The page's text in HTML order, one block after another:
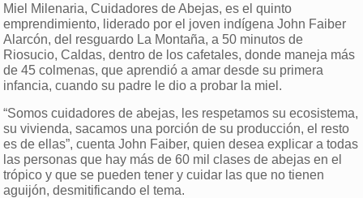
Miel Milenaria, Cuidadores de Abejas, es el quinto
emprendimiento, liderado por el joven indígena John Faiber
Alarcón, del resguardo La Montaña, a 50 minutos de
Riosucio, Caldas, dentro de los cafetales, donde maneja más
de 45 colmenas, que aprendió a amar desde su primera
infancia, cuando su padre le dio a probar la miel.
“Somos cuidadores de abejas, les respetamos su ecosistema,
su vivienda, sacamos una porción de su producción, el resto
es de ellas”, cuenta John Faiber, quien desea explicar a todas
las personas que hay más de 60 mil clases de abejas en el
trópico y que se pueden tener y cuidar las que no tienen
aguijón, desmitificando el tema.